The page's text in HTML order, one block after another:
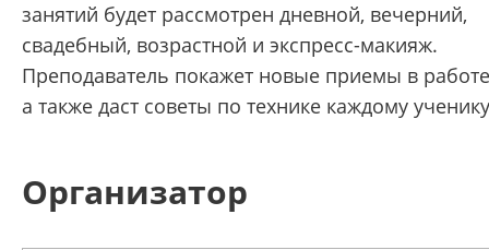
занятий будет рассмотрен дневной, вечерний,
свадебный, возрастной и экспресс-макияж.
Преподаватель покажет новые приемы в
а также даст советы по технике каждому
Организатор